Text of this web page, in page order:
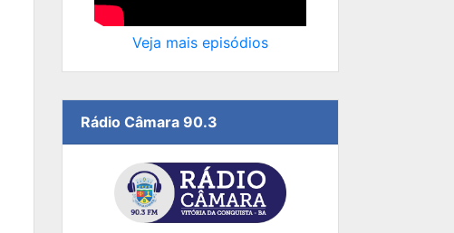
Veja mais episódios
Rádio Câmara 90.3